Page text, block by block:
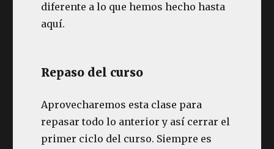
diferente a lo que hemos hecho hasta
aquí.
Repaso del curso
Aprovecharemos esta clase para
repasar todo lo anterior y así cerrar el
primer ciclo del curso. Siempre es